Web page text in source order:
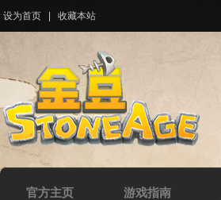
设为首页 收藏本站
官方主页 游戏指南